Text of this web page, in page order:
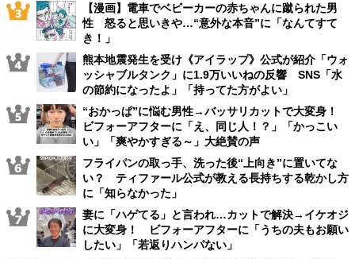
【漫画】電車でベビーカーの赤ちゃんに蹴られた男
性 怒ると思いきや…“意外な本音”に「なんてすて
き！」
熊本地震発生を受け《アイラップ》公式が紹介「ウォ
ッシャブルタンク」に1.9万いいねの反響 SNS「水
の節約になったよ」「持ってた方がよい」
“おかっぱ”に悩む男性→バッサリカットで大変身！
ビフォーアフターに「え、同じ人！？」「かっこい
い」「爽やかすぎる～」大絶賛の声
フライパンの取っ手、洗った後“上向き”に置いてな
い？ ティファール公式が教える長持ちする乾かし方
に「知らなかった」
妻に「ハゲてる」と言われ…カットで解決→イケオジ
に大変身！ ビフォーアフターに「うちの夫もお願い
したい」「若返りハンパない」